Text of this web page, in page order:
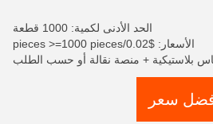
الحد الأدنى لكمية: 1000 قطعة
الأسعار: $0.02/pieces >=1000 pieces
بلاستيكية + منصة نقالة أو حسب الطلب
سعر